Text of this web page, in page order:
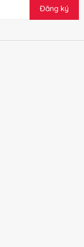
Đăng ký